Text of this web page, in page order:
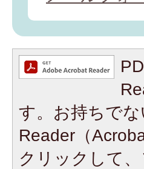
す。お持ちで
Reader（
クリックして